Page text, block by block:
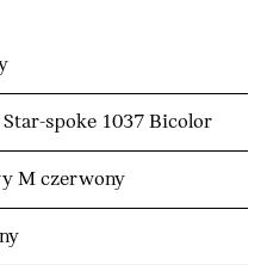
spoke 1037 Bicolor
M czerwony